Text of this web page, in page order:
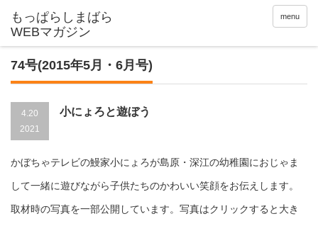
menu
74号(2015年5月・6月号)
4.20
2021
小にょろと遊ぼう
かぼちゃテレビの鰻家小にょろが島原・深江の幼稚園におじゃま
して一緒に遊びながら子供たちのかわいい笑顔をお伝えします。
取材時の写真を一部公開しています。写真はクリックすると大き